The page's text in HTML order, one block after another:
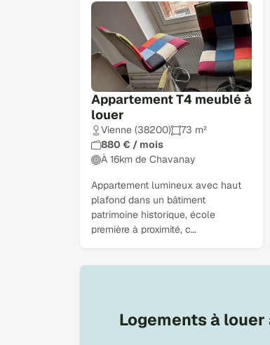
Appartement T4 meublé à
louer
Vienne (38200)
73 m²
880 € / mois
À 16km de Chavanay
Appartement lumineux avec haut
plafond dans un bâtiment
patrimoine historique, école
première à proximité, c…
Logements à